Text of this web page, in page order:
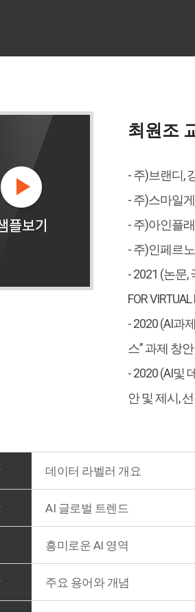
최원조
- 주)브랜디,
- 주)스마일
- 주)아인플
- 주)인페르
- 2021 (논문,
FOR
- 2020 (AI과
스” 과제 창
- 2020 (AI및
안 및 제시,
데이터 라벨러 개요
AI 글로벌 트렌드
흥미로운 AI 영역
주요 용어와 개념